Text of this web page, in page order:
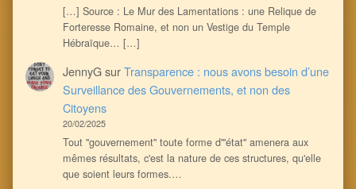
[…] Source : Le Mur des Lamentations : une Relique de
Forteresse Romaine, et non un Vestige du Temple
Hébraïque… […]
JennyGsurTransparence : nous avons besoin d’une
Surveillance des Gouvernements, et non des
Citoyens
20/02/2025
Tout ''gouvernement'' toute forme d'''état'' amenera aux
mêmes résultats, c'est la nature de ces structures, qu'elle
que soient leurs formes.…